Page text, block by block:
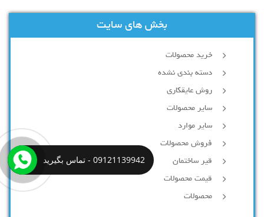
بخش های سایت
خرید محصولات
دسته بندی نشده
روش عایقکاری
سایر محصولات
سایر موارد
فروش محصولات
قیر ساختمان
قیمت محصولات
محصولات
09121139942 - تماس بگیرید